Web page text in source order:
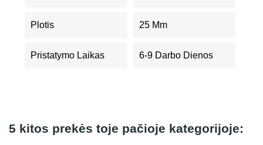
Plotis 25 Mm
Pristatymo Laikas 6-9 Darbo Dienos
5 kitos prekės toje pačioje kategorijoje: